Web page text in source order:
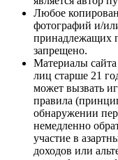
Любое
фотографий и/
принадлежащих
запрещено.
Материалы сайта
лиц старше 21
может вызвать
правила
обнаружении
немедленно
участие в
доходов или